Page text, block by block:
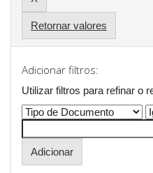
Retornar valores
Adicionar filtros:
Utilizar filtros para refinar o